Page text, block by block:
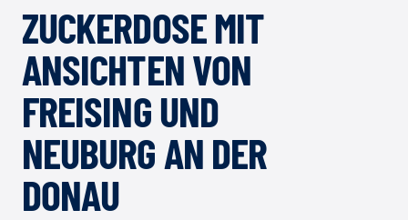
ZUCKERDOSE MIT
ANSICHTEN VON
FREISING UND
NEUBURG AN DER
DONAU